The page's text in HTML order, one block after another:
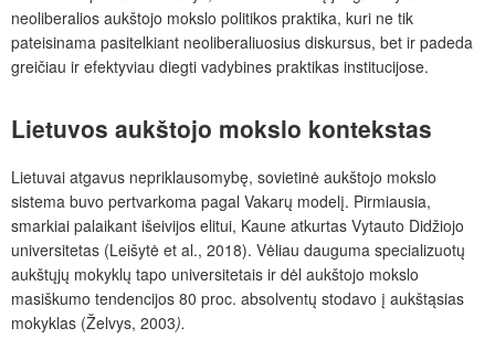
neoliberalios aukštojo mokslo politikos praktika, kuri ne tik
pateisinama pasitelkiant neoliberaliuosius diskursus, bet ir padeda
greičiau ir efektyviau diegti vadybines praktikas institucijose.
Lietuvos aukštojo mokslo kontekstas
Lietuvai atgavus nepriklausomybę, sovietinė aukštojo mokslo
sistema buvo pertvarkoma pagal Vakarų modelį. Pirmiausia,
smarkiai palaikant išeivijos elitui, Kaune atkurtas Vytauto Didžiojo
universitetas (Leišytė et al., 2018). Vėliau dauguma specializuotų
aukštųjų mokyklų tapo universitetais ir dėl aukštojo mokslo
masiškumo tendencijos 80 proc. absolventų stodavo į aukštąsias
mokyklas (Želvys, 2003).